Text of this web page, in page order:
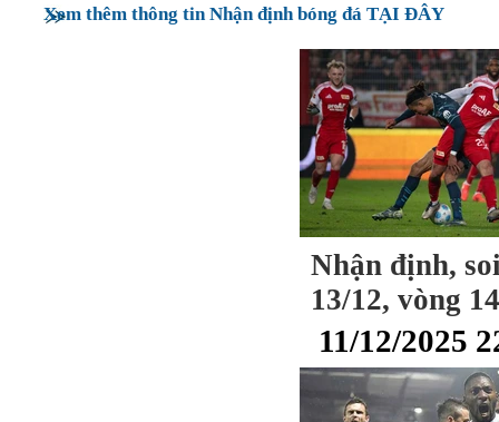
Xem thêm thông tin Nhận định bóng đá TẠI ĐÂY
Nhận định,
13/12, vòng
11/12/2025